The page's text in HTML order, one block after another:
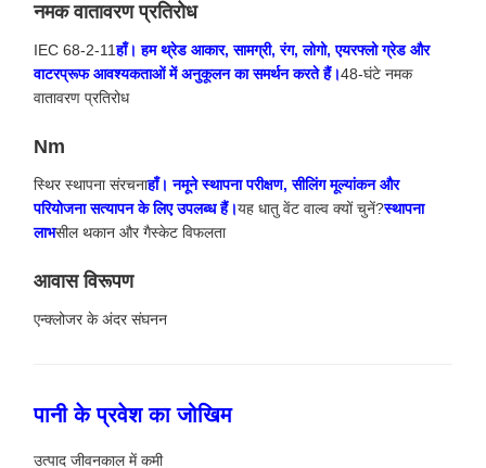
नमक वातावरण प्रतिरोध
IEC 68-2-11हाँ। हम थ्रेड आकार, सामग्री, रंग, लोगो, एयरफ्लो ग्रेड और
वाटरप्रूफ आवश्यकताओं में अनुकूलन का समर्थन करते हैं।48-घंटे नमक
वातावरण प्रतिरोध
Nm
स्थिर स्थापना संरचनाहाँ। नमूने स्थापना परीक्षण, सीलिंग मूल्यांकन और
परियोजना सत्यापन के लिए उपलब्ध हैं।यह धातु वेंट वाल्व क्यों चुनें?स्थापना
लाभसील थकान और गैस्केट विफलता
आवास विरूपण
एन्क्लोजर के अंदर संघनन
पानी के प्रवेश का जोखिम
उत्पाद जीवनकाल में कमी